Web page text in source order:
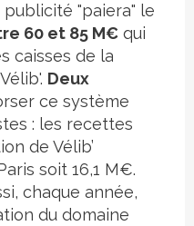
"paiera" le
60 et 85 M€ qui
caisses de la
Deux
ce système
: les recettes
de Vélib’
soit 16,1 M€.
chaque année,
du domaine